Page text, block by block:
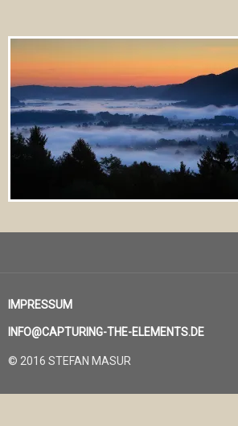
IMPRESSUM
INFO@CAPTURING-THE-ELEMENTS.DE
© 2016 STEFAN MASUR